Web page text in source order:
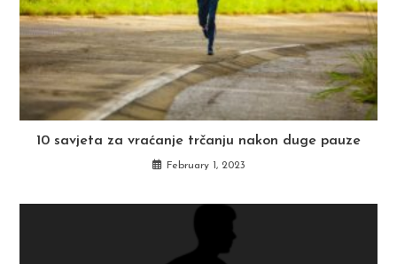
10 savjeta za vraćanje trčanju nakon duge pauze
February 1, 2023